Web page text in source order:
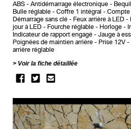
ABS Antidémarrage électronique
Bulle réglable
Coffre 1 intégral Compte
Démarrage sans clé
Feux arrière à LED
jour à LED
Fourche réglable Horloge
Indicateur de rapport engagé
Jauge à
Poignées de maintien arrière
Prise 12V
arrière réglable
Voir la fiche détaillée